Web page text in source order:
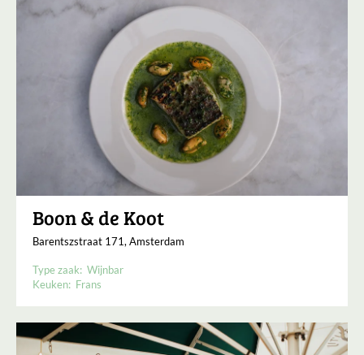
Boon & de Koot
Barentszstraat 171, Amsterdam
Type zaak: Wijnbar
Keuken: Frans